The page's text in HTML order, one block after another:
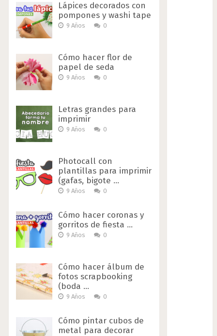
Lápices decorados con
pompones y washi tape
9 Años 0
Cómo hacer flor de
papel de seda
9 Años 0
Letras grandes para
imprimir
9 Años 0
Photocall con
plantillas para imprimir
(gafas, bigote …
9 Años 0
Cómo hacer coronas y
gorritos de fiesta …
9 Años 0
Cómo hacer álbum de
fotos scrapbooking
(boda …
9 Años 0
Cómo pintar cubos de
metal para decorar